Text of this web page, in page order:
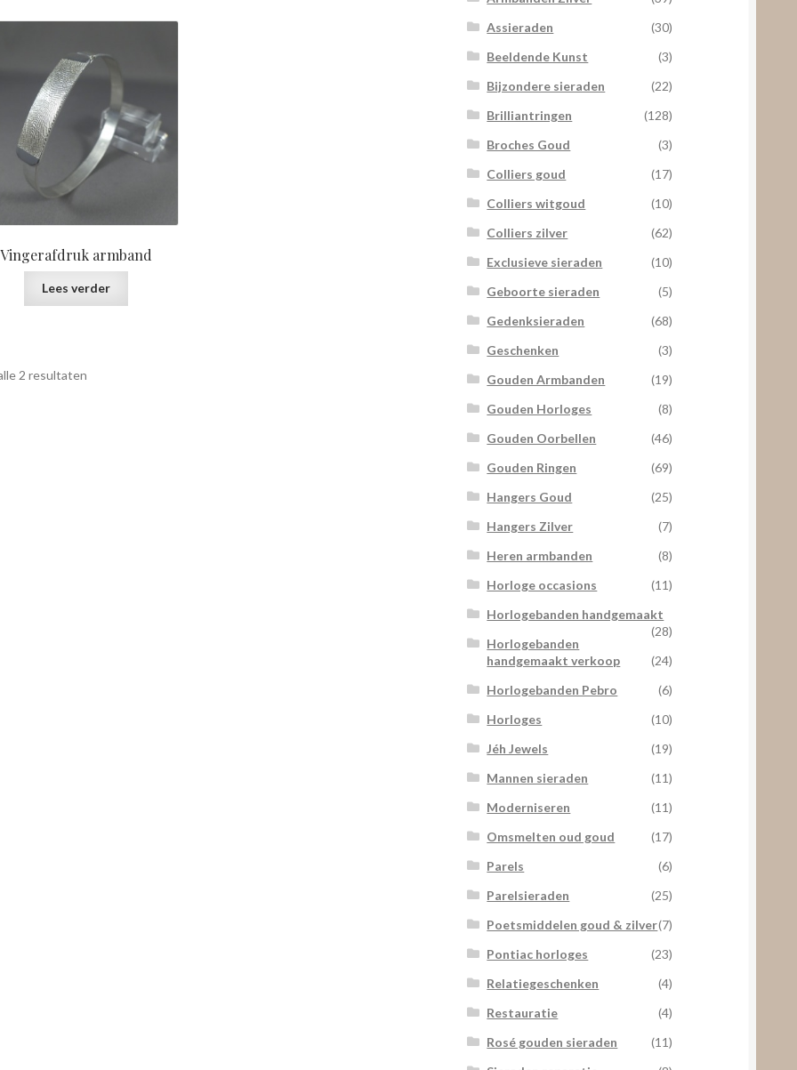
naar
hoog
Vingerafdruk armband
Lees verder
2 resultaten
Assieraden
(30)
Beeldende Kunst
(3)
Bijzondere sieraden
(22)
Brilliantringen
(128)
Broches Goud
(3)
Colliers goud
(17)
Colliers witgoud
(10)
Colliers zilver
(62)
Exclusieve sieraden
(10)
Geboorte sieraden
(5)
Gedenksieraden
(68)
Geschenken
(3)
Gouden Armbanden
(19)
Gouden Horloges
(8)
Gouden Oorbellen
(46)
Gouden Ringen
(69)
Hangers Goud
(25)
Hangers Zilver
(7)
Heren armbanden
(8)
Horloge occasions
(11)
Horlogebanden handgemaakt
(28)
Horlogebanden
handgemaakt verkoop
(24)
Horlogebanden Pebro
(6)
Horloges
(10)
Jéh Jewels
(19)
Mannen sieraden
(11)
Moderniseren
(11)
Omsmelten oud goud
(17)
Parels
(6)
Parelsieraden
(25)
Poetsmiddelen goud & zilver(7)
Pontiac horloges
(23)
Relatiegeschenken
(4)
Restauratie
(4)
Rosé gouden sieraden
(11)